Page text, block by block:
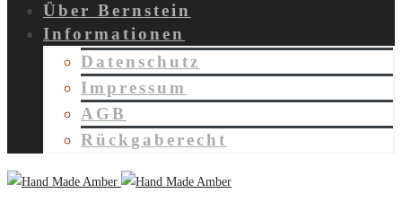
Über Bernstein
Informationen
Datenschutz
Impressum
AGB
Rückgaberecht